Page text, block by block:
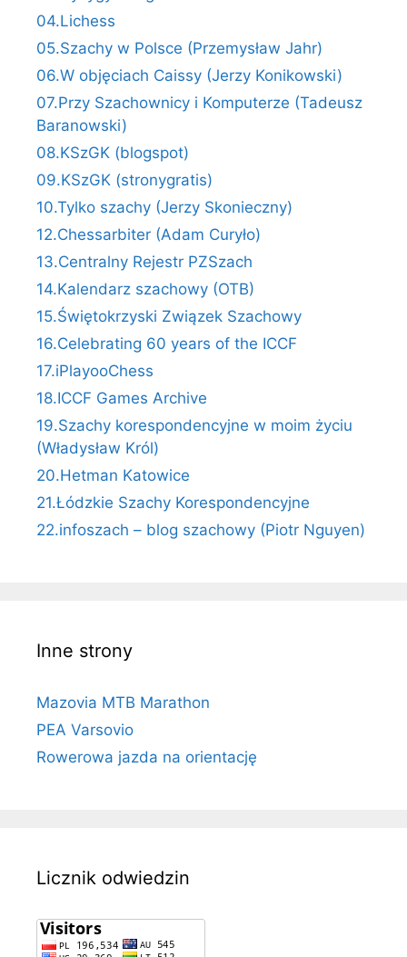
04.Lichess
05.Szachy w Polsce (Przemysław Jahr)
06.W objęciach Caissy (Jerzy Konikowski)
07.Przy Szachownicy i Komputerze (Tadeusz
Baranowski)
08.KSzGK (blogspot)
09.KSzGK (stronygratis)
10.Tylko szachy (Jerzy Skonieczny)
12.Chessarbiter (Adam Curyło)
13.Centralny Rejestr PZSzach
14.Kalendarz szachowy (OTB)
15.Świętokrzyski Związek Szachowy
16.Celebrating 60 years of the ICCF
17.iPlayooChess
18.ICCF Games Archive
19.Szachy korespondencyjne w moim życiu
(Władysław Król)
20.Hetman Katowice
21.Łódzkie Szachy Korespondencyjne
22.infoszach – blog szachowy (Piotr Nguyen)
Inne strony
Mazovia MTB Marathon
PEA Varsovio
Rowerowa jazda na orientację
Licznik odwiedzin